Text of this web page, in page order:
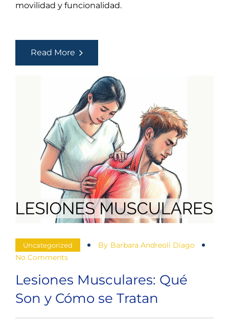
movilidad y funcionalidad.
Read More Rehabilitación
después
Fracturas
con
Fisioterapia:
Guía
Completa
para
una
Recuperación
Exitosa
Uncategorized By Barbara Andreoli Diago
No Comments
Lesiones Musculares: Qué
Son y Cómo se Tratan